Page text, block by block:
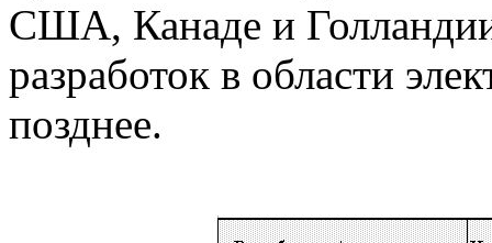
США, Канаде и
разработок в области
позднее.